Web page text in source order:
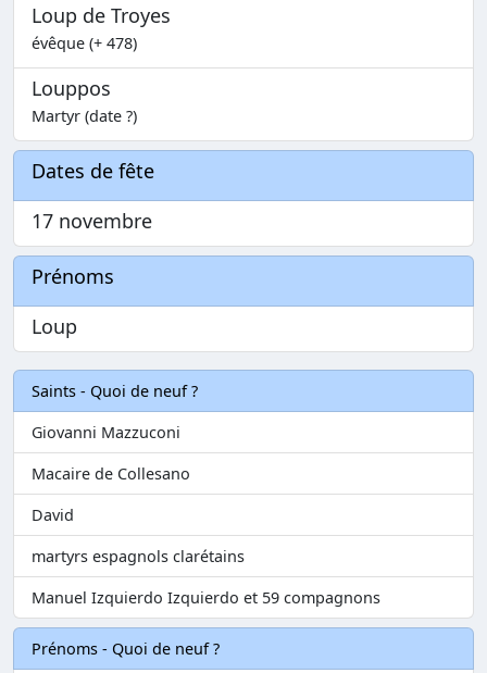
Loup de Troyes
évêque (+ 478)
Louppos
Martyr (date ?)
Dates de fête
17 novembre
Prénoms
Loup
Saints - Quoi de neuf ?
Giovanni Mazzuconi
Macaire de Collesano
David
martyrs espagnols clarétains
Manuel Izquierdo Izquierdo et 59 compagnons
Prénoms - Quoi de neuf ?